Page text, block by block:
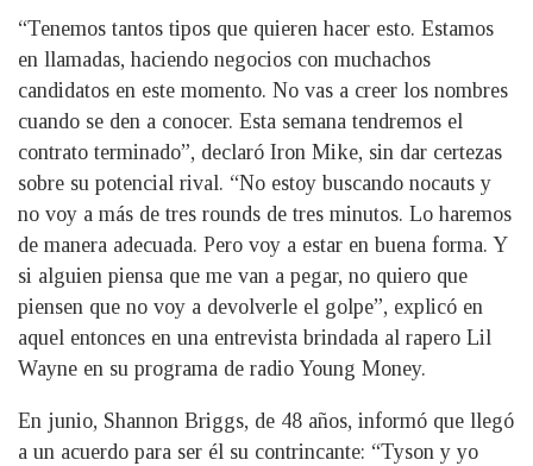
“Tenemos tantos tipos que quieren hacer esto. Estamos
en llamadas, haciendo negocios con muchachos
candidatos en este momento. No vas a creer los nombres
cuando se den a conocer. Esta semana tendremos el
contrato terminado”, declaró Iron Mike, sin dar certezas
sobre su potencial rival. “No estoy buscando nocauts y
no voy a más de tres rounds de tres minutos. Lo haremos
de manera adecuada. Pero voy a estar en buena forma. Y
si alguien piensa que me van a pegar, no quiero que
piensen que no voy a devolverle el golpe”, explicó en
aquel entonces en una entrevista brindada al rapero Lil
Wayne en su programa de radio Young Money.
En junio, Shannon Briggs, de 48 años, informó que llegó
a un acuerdo para ser él su contrincante: “Tyson y yo